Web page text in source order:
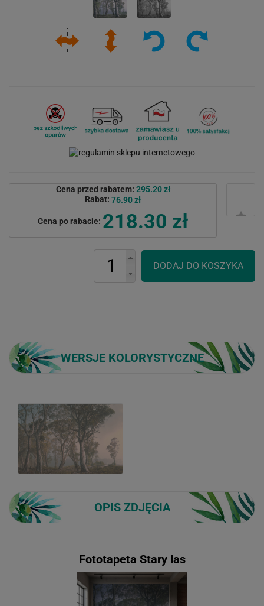
Cena przed rabatem: 295.20 zł
Rabat: 76.90 zł
Cena po rabacie: 218.30 zł
WERSJE KOLORYSTYCZNE
OPIS ZDJĘCIA
Fototapeta Stary las